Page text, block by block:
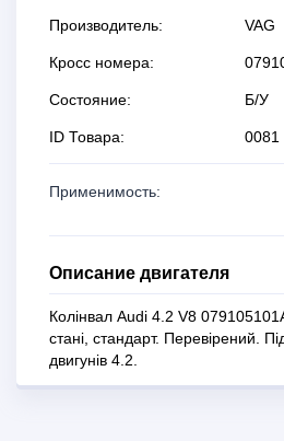
Производитель: VAG
Кросс номера:
Состояние: Б/У
ID Товара: 0081
Применимость:
Описание двигателя
Колінвал Audi 4.2 V8
стані, стандарт. Перевірений.
двигунів 4.2.